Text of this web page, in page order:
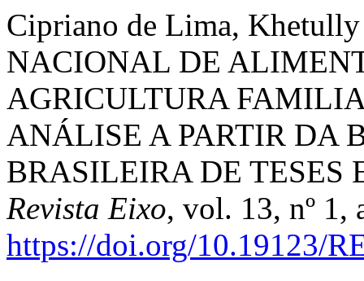
Cipriano de Lima,
NACIONAL DE
AGRICULTURA
ANÁLISE A PARTIR DA
BRASILEIRA DE TESES
Revista Eixo, vol. 13, nº 1,
https://doi.org/10.19123/